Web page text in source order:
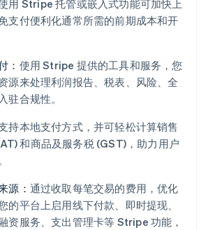
用 Stripe 托管或嵌入式功能可加快上
支付便利化通常所需的前期成本和开
： 使用 Stripe 提供的工具和服务，您
源来处理利润报告、税表、风险、全
驻合规性。
持本地支付方式，并可轻松计算销售
和商品及服务税 (GST)，助力用户
源： 通过收取每笔交易的费用，优化
的平台上启用线下付款、即时提现、
资服务、支出管理卡等 Stripe 功能，